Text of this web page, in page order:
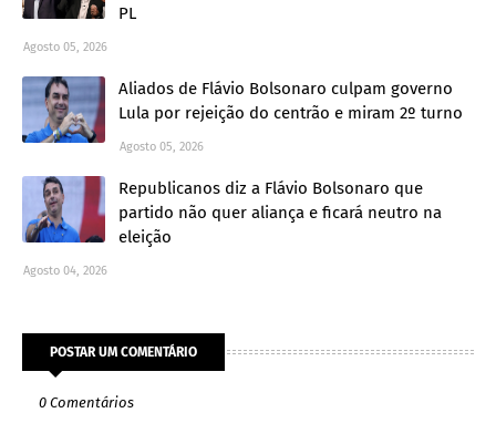
PL
Agosto 05, 2026
Aliados de Flávio Bolsonaro culpam governo
Lula por rejeição do centrão e miram 2º turno
Agosto 05, 2026
Republicanos diz a Flávio Bolsonaro que
partido não quer aliança e ficará neutro na
eleição
Agosto 04, 2026
POSTAR UM COMENTÁRIO
0 Comentários